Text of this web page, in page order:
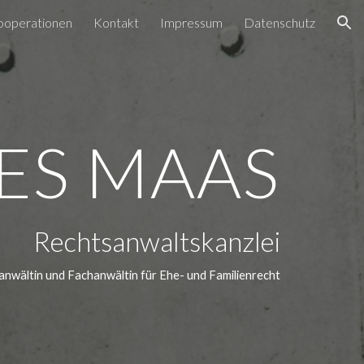
Kontakt Impressum Datenschutz
MAAS
Rechtsanwaltskanzlei
und Fachanwältin für Ehe- und Familienrecht